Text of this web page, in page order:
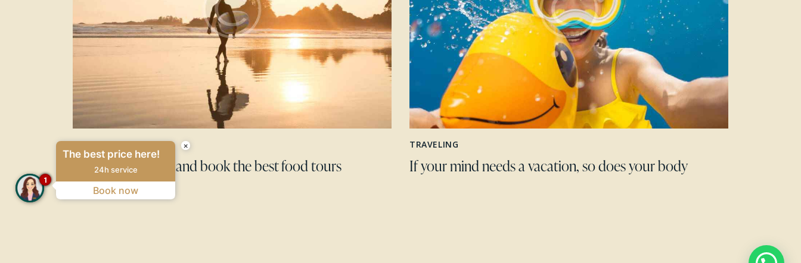
TRAVELING
Learn how to find and book the best food tours
TRAVELING
If your mind needs a vacation, so does your body
×
The best price here!
24h service
Book now
1